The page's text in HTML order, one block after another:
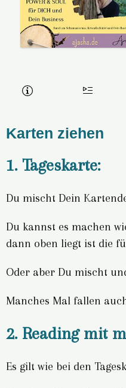
Karten ziehen
1. Tageskarte:
Du mischt Dein
Du kannst es machen
dann oben liegt ist die
Oder aber Du mischt
Manches Mal fallen
2. Reading mit
Es gilt wie bei den